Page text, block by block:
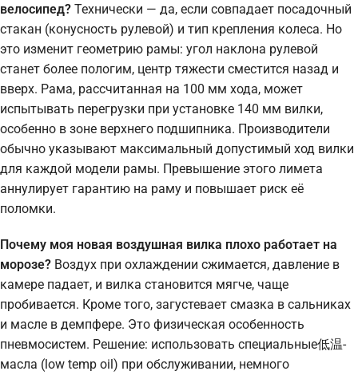
велосипед? Технически — да, если совпадает посадочный
стакан (конусность рулевой) и тип крепления колеса. Но
это изменит геометрию рамы: угол наклона рулевой
станет более пологим, центр тяжести сместится назад и
вверх. Рама, рассчитанная на 100 мм хода, может
испытывать перегрузки при установке 140 мм вилки,
особенно в зоне верхнего подшипника. Производители
обычно указывают максимальный допустимый ход вилки
для каждой модели рамы. Превышение этого лимета
аннулирует гарантию на раму и повышает риск её
поломки.
Почему моя новая воздушная вилка плохо работает на
морозе? Воздух при охлаждении сжимается, давление в
камере падает, и вилка становится мягче, чаще
пробивается. Кроме того, загустевает смазка в сальниках
и масле в демпфере. Это физическая особенность
пневмосистем. Решение: использовать специальные低温-
масла (low temp oil) при обслуживании, немного